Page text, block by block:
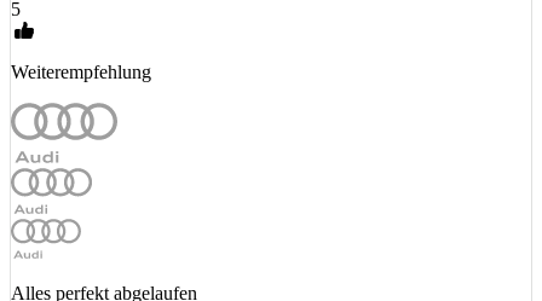
5
Weiterempfehlung
Alles perfekt abgelaufen